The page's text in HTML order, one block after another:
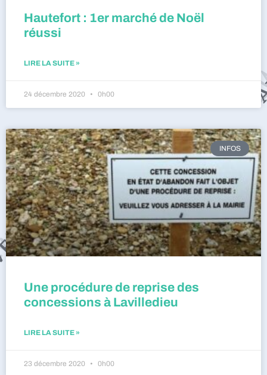
Hautefort : 1er marché de Noël
réussi
LIRE LA SUITE »
24 décembre 2020 0h00
INFOS
Une procédure de reprise des
concessions à Lavilledieu
LIRE LA SUITE »
23 décembre 2020 0h00